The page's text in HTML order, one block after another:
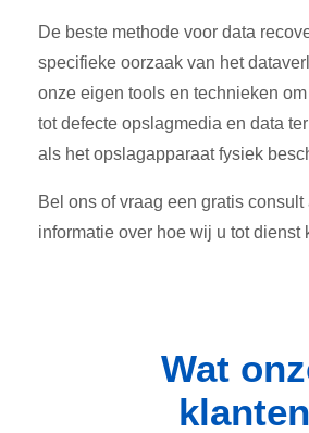
De beste methode voor data
specifieke oorzaak van het
onze eigen tools en technieken
tot defecte opslagmedia en data
als het opslagapparaat fysiek
Bel ons of vraag een gratis consult
informatie over hoe wij u tot dienst
Wat
klanten